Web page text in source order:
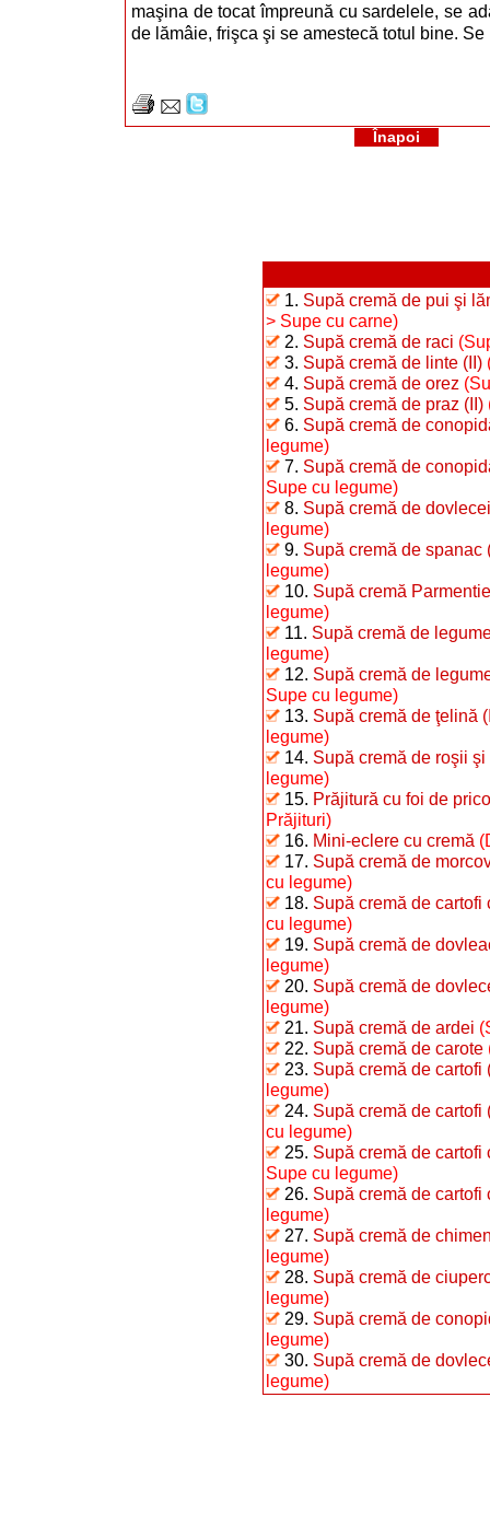
maşina de tocat împreună cu sardelele, se
de lămâie, frişca şi se amestecă totul bine.
Înapoi
1. Supă cremă de pui şi
> Supe cu carne)
2. Supă cremă de raci
3. Supă cremă de linte (II)
4. Supă cremă de orez
5. Supă cremă de praz (II)
6. Supă cremă de
legume)
7. Supă cremă de
Supe cu legume)
8. Supă cremă de
legume)
9. Supă cremă de spanac
legume)
10. Supă cremă
legume)
11. Supă cremă de
legume)
12. Supă cremă de
Supe cu legume)
13. Supă cremă de ţelină
legume)
14. Supă cremă de roşii şi
legume)
15. Prăjitură cu foi de
Prăjituri)
16. Mini-eclere cu cremă
17. Supă cremă de
cu legume)
18. Supă cremă de cartofi
cu legume)
19. Supă cremă de
legume)
20. Supă cremă de
legume)
21. Supă cremă de ardei
22. Supă cremă de carote
23. Supă cremă de cartofi
legume)
24. Supă cremă de cartofi
cu legume)
25. Supă cremă de cartofi
Supe cu legume)
26. Supă cremă de cartofi
legume)
27. Supă cremă de
legume)
28. Supă cremă de
legume)
29. Supă cremă de
legume)
30. Supă cremă de
legume)